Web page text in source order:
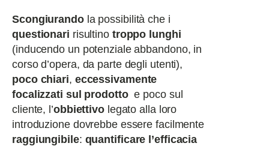
Scongiurandola possibilità che i
questionari risultino troppo lunghi
(inducendo un potenziale abbandono, in
corso d’opera, da parte degli utenti),
poco chiari, eccessivamente
focalizzati sul prodottoe poco sul
cliente, l’obbiettivolegato alla loro
introduzione dovrebbe essere facilmente
raggiungibile: quantificare l’efficacia